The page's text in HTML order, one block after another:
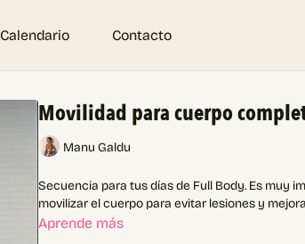
Calendario Contacto
Movilidad para cuerpo
Manu Galdu
Secuencia para tus días de Full Body. Es muy
movilizar el cuerpo para evitar lesiones y
Aprende más